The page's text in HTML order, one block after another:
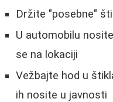
Držite "posebne"
U automobilu
se na lokaciji
Vežbajte hod u
ih nosite u javnosti